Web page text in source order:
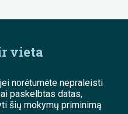
vieta
norėtumėte nepraleisti
paskelbtas datas,
šių mokymų priminimą